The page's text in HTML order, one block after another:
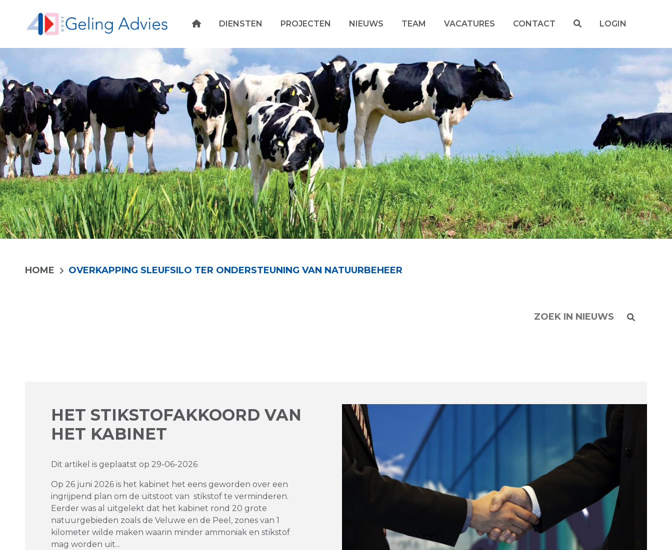
DIENSTEN PROJECTEN NIEUWS TEAM VACATURES CONTACT LOGIN
HOME OVERKAPPING SLEUFSILO TER ONDERSTEUNING VAN NATUURBEHEER
HET STIKSTOFAKKOORD VAN
HET KABINET
Dit artikel is geplaatst op 29-06-2026
Op 26 juni 2026 is het kabinet het eens geworden over een
ingrijpend plan om de uitstoot van stikstof te verminderen.
Eerder was al uitgelekt dat het kabinet rond 20 grote
natuurgebieden zoals de Veluwe en de Peel, zones van 1
kilometer wilde maken waarin minder ammoniak en stikstof
mag worden uit...